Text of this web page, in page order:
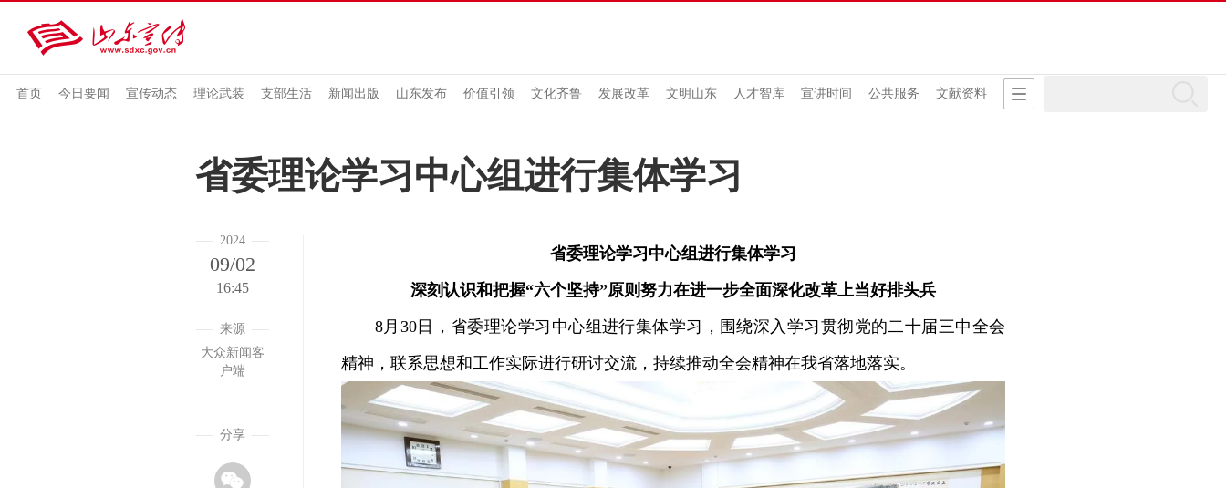
首页 今日要闻 宣传动态 理论武装 支部生活 新闻出版 山东发布 价值引领 文化齐鲁 发展改革 文明山东 人才智库 宣讲时间 公共服务 文献资料
省委理论学习中心组进行集体学习
2024
09/02
16:45
来源
大众新闻客
户端
分享
省委理论学习中心组进行集体学习
深刻认识和把握“六个坚持”原则努力在进一步全面深化改革上当好排头兵
8月30日，省委理论学习中心组进行集体学习，围绕深入学习贯彻党的二十届三中全会
精神，联系思想和工作实际进行研讨交流，持续推动全会精神在我省落地落实。